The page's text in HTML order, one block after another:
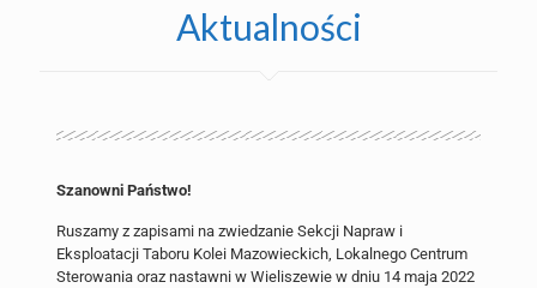
Aktualności
Szanowni Państwo!
Ruszamy z zapisami na zwiedzanie Sekcji Napraw i
Eksploatacji Taboru Kolei Mazowieckich, Lokalnego Centrum
Sterowania oraz nastawni w Wieliszewie w dniu 14 maja 2022